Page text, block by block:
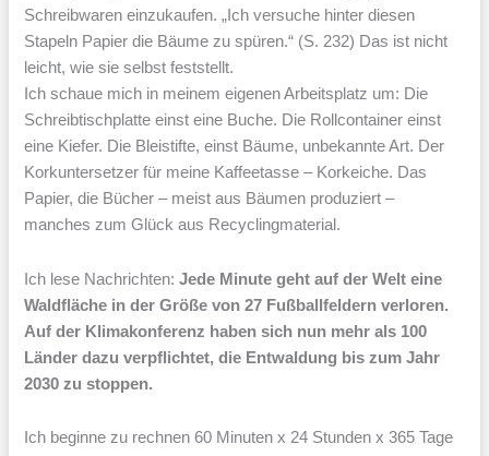
Schreibwaren einzukaufen. „Ich versuche hinter diesen
Stapeln Papier die Bäume zu spüren.“ (S. 232) Das ist nicht
leicht, wie sie selbst feststellt.
Ich schaue mich in meinem eigenen Arbeitsplatz um: Die
Schreibtischplatte einst eine Buche. Die Rollcontainer einst
eine Kiefer. Die Bleistifte, einst Bäume, unbekannte Art. Der
Korkuntersetzer für meine Kaffeetasse – Korkeiche. Das
Papier, die Bücher – meist aus Bäumen produziert –
manches zum Glück aus Recyclingmaterial.
Ich lese Nachrichten:Jede Minute geht auf der Welt eine
Waldfläche in der Größe von 27 Fußballfeldern verloren.
Auf der Klimakonferenz haben sich nun mehr als 100
Länder dazu verpflichtet, die Entwaldung bis zum Jahr
2030 zu stoppen.
Ich beginne zu rechnen 60 Minuten x 24 Stunden x 365 Tage